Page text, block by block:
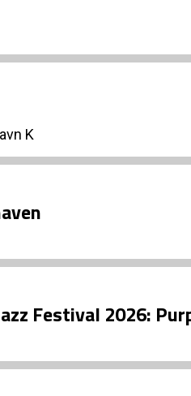
K
Festival 2026: